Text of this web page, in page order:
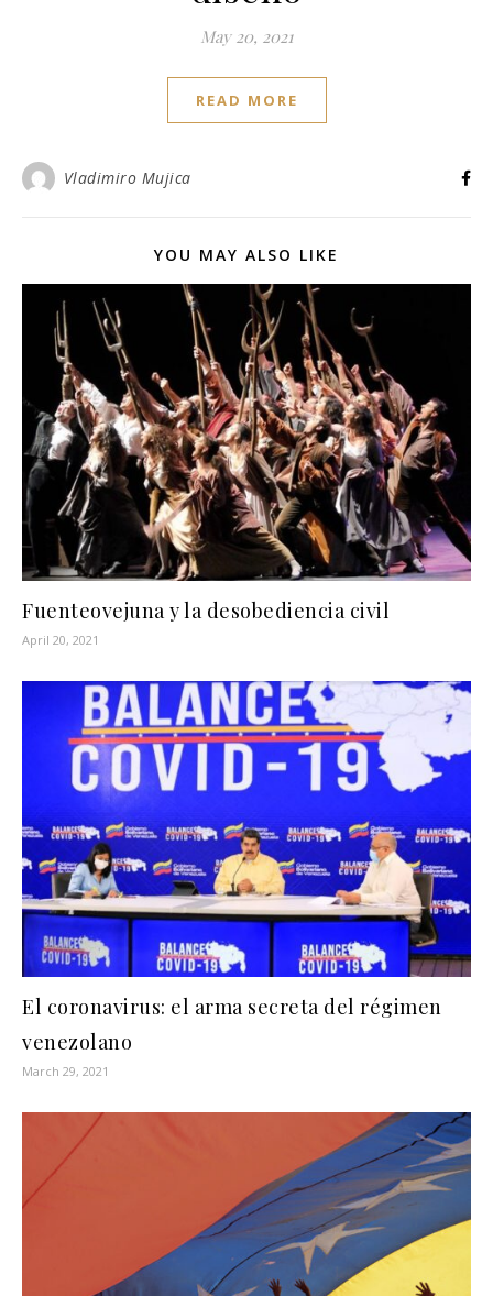
May 20, 2021
READ MORE
Vladimiro Mujica
YOU MAY ALSO LIKE
Fuenteovejuna y la desobediencia civil
April 20, 2021
El coronavirus: el arma secreta del régimen
venezolano
March 29, 2021